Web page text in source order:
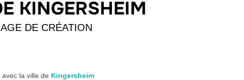
KINGERSHEIM
DE CRÉATION
la ville de Kingersheim